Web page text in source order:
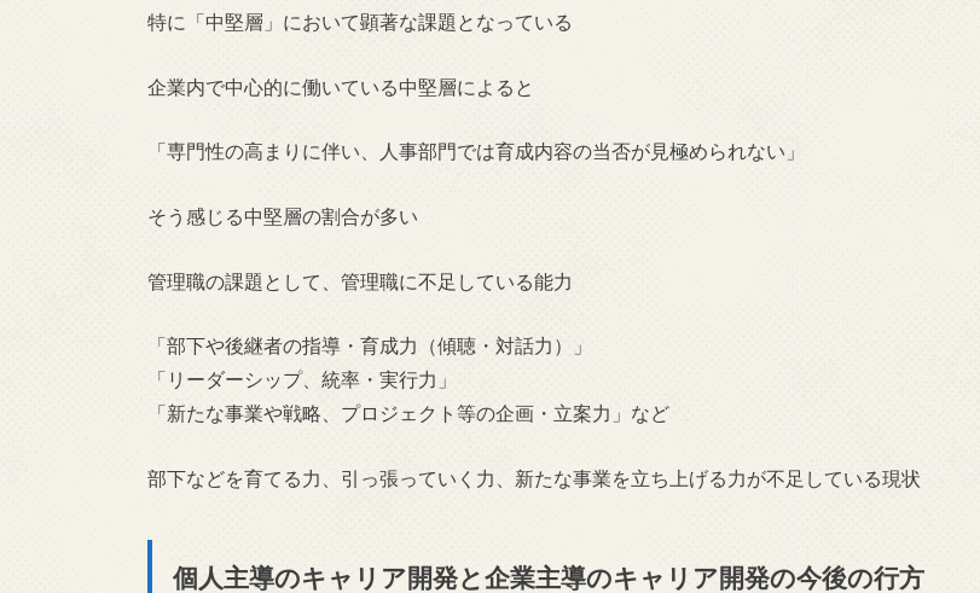
特に「中堅層」において顕著な課題となっている
企業内で中心的に働いている中堅層によると
「専門性の高まりに伴い、人事部門では育成内容の当否が見極められない」
そう感じる中堅層の割合が多い
管理職の課題として、管理職に不足している能力
「部下や後継者の指導・育成力（傾聴・対話力）」
「リーダーシップ、統率・実行力」
「新たな事業や戦略、プロジェクト等の企画・立案力」など
部下などを育てる力、引っ張っていく力、新たな事業を立ち上げる力が不足している現状
個人主導のキャリア開発と企業主導のキャリア開発の今後の行方